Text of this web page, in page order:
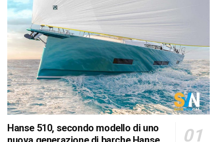
Hanse 510, secondo modello di uno